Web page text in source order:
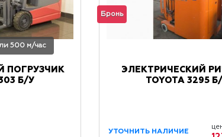
500 м/час
ПОГРУЗЧИК
Б/У
Бронь
ЭЛЕКТРИЧЕСКИЙ
TOYOTA 3295
УТОЧНИТЬ НАЛИЧИЕ